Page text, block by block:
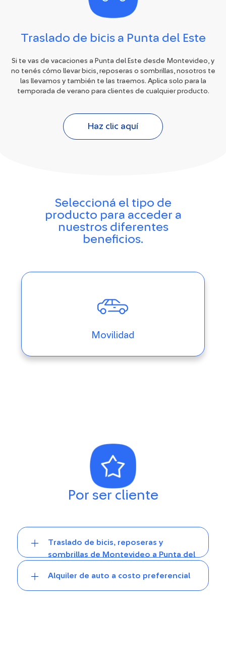
Traslado de bicis a Punta del Este
Si te vas de vacaciones a Punta del Este desde Montevideo, y
no tenés cómo llevar bicis, reposeras o sombrillas, nosotros te
las llevamos y también te las traemos. Aplica solo para la
temporada de verano para clientes de cualquier producto.
Haz clic aquí
Seleccioná el tipo de
producto para acceder a
nuestros diferentes
beneficios.
Movilidad
Por ser cliente
Traslado de bicis, reposeras y
sombrillas de Montevideo a Punta del
Alquiler de auto a costo preferencial